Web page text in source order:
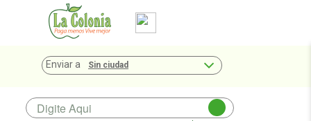
Enviar a Sin ciudad